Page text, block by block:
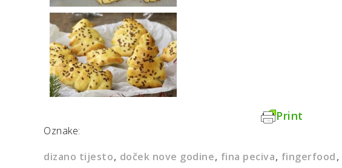
Print
Oznake:
dizano tijesto doček nove godine fina peciva fingerfood